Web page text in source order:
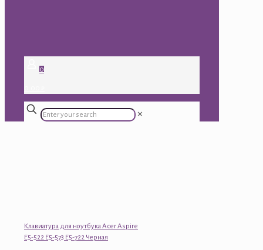
0
✕
Клавиатура для ноутбука Acer Aspire
E5-522 E5-573 E5-722 Черная